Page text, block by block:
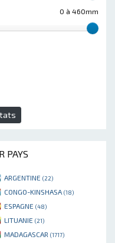
0 à 460mm
PAYS
ARGENTINE (22)
CONGO-KINSHASA (18)
ESPAGNE (48)
LITUANIE (21)
MADAGASCAR (1717)